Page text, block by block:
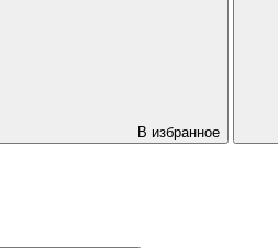
В избранное